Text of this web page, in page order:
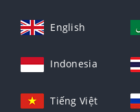
English
Indonesia
Tiếng Việt